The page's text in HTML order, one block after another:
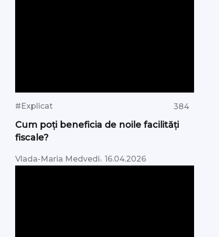
#Explicat 384
Cum poți beneficia de noile facilități
fiscale?
Vlada-Maria Medvedi,16.04.2026